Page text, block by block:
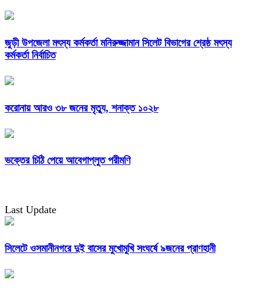
জুড়ী উপজেলা মৎস্য কর্মকর্তা মনিরুজ্জামান সিলেট বিভাগের শ্রেষ্ঠ মৎস্য
কর্মকর্তা নির্বাচিত
করোনায় আরও ৩৮ জনের মৃত্যু, শনাক্ত ১০২৮
ভক্তের চিঠি পেয়ে আবেগাপ্লুত পরীমণি
Last Update
সিলেটে ওসমানীনগরে দুই বাসের মুখোমুখি সংঘর্ষে ৯জনের প্রাণহানী